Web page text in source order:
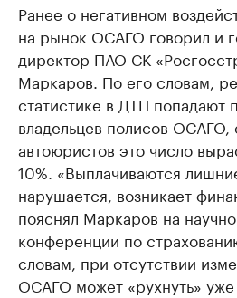
Ранее о негативном
на рынок ОСАГО говорил и
директор ПАО СК
Маркаров. По его словам,
статистике в ДТП попадают
владельцев полисов
автоюристов это число
10%. «Выплачиваются
нарушается, возникает
пояснял Маркаров на
конференции по
словам, при отсутствии
ОСАГО может «рухнуть» уже